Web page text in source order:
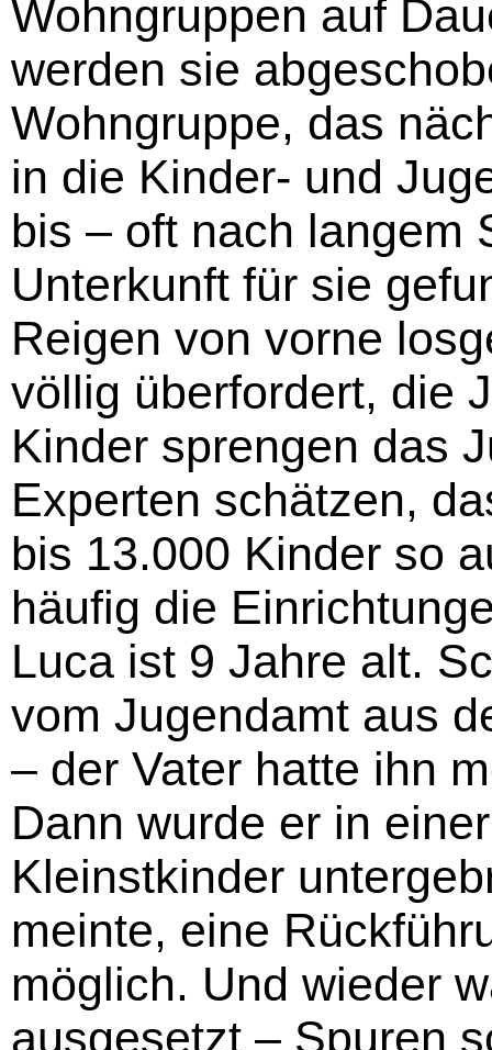
Wohngruppen auf
werden sie
Wohngruppe, das
in die Kinder- und
bis – oft nach langem
Unterkunft für sie
Reigen von vorne
völlig überfordert, die
Kinder sprengen das
Experten schätzen,
bis 13.000 Kinder so
häufig die
Luca ist 9 Jahre alt.
vom Jugendamt aus
– der Vater hatte ihn
Dann wurde er in
Kleinstkinder
meinte, eine
möglich. Und wieder
ausgesetzt – Spuren